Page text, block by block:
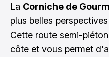
La Corniche de
plus belles
Cette route semi-
côte et vous permet